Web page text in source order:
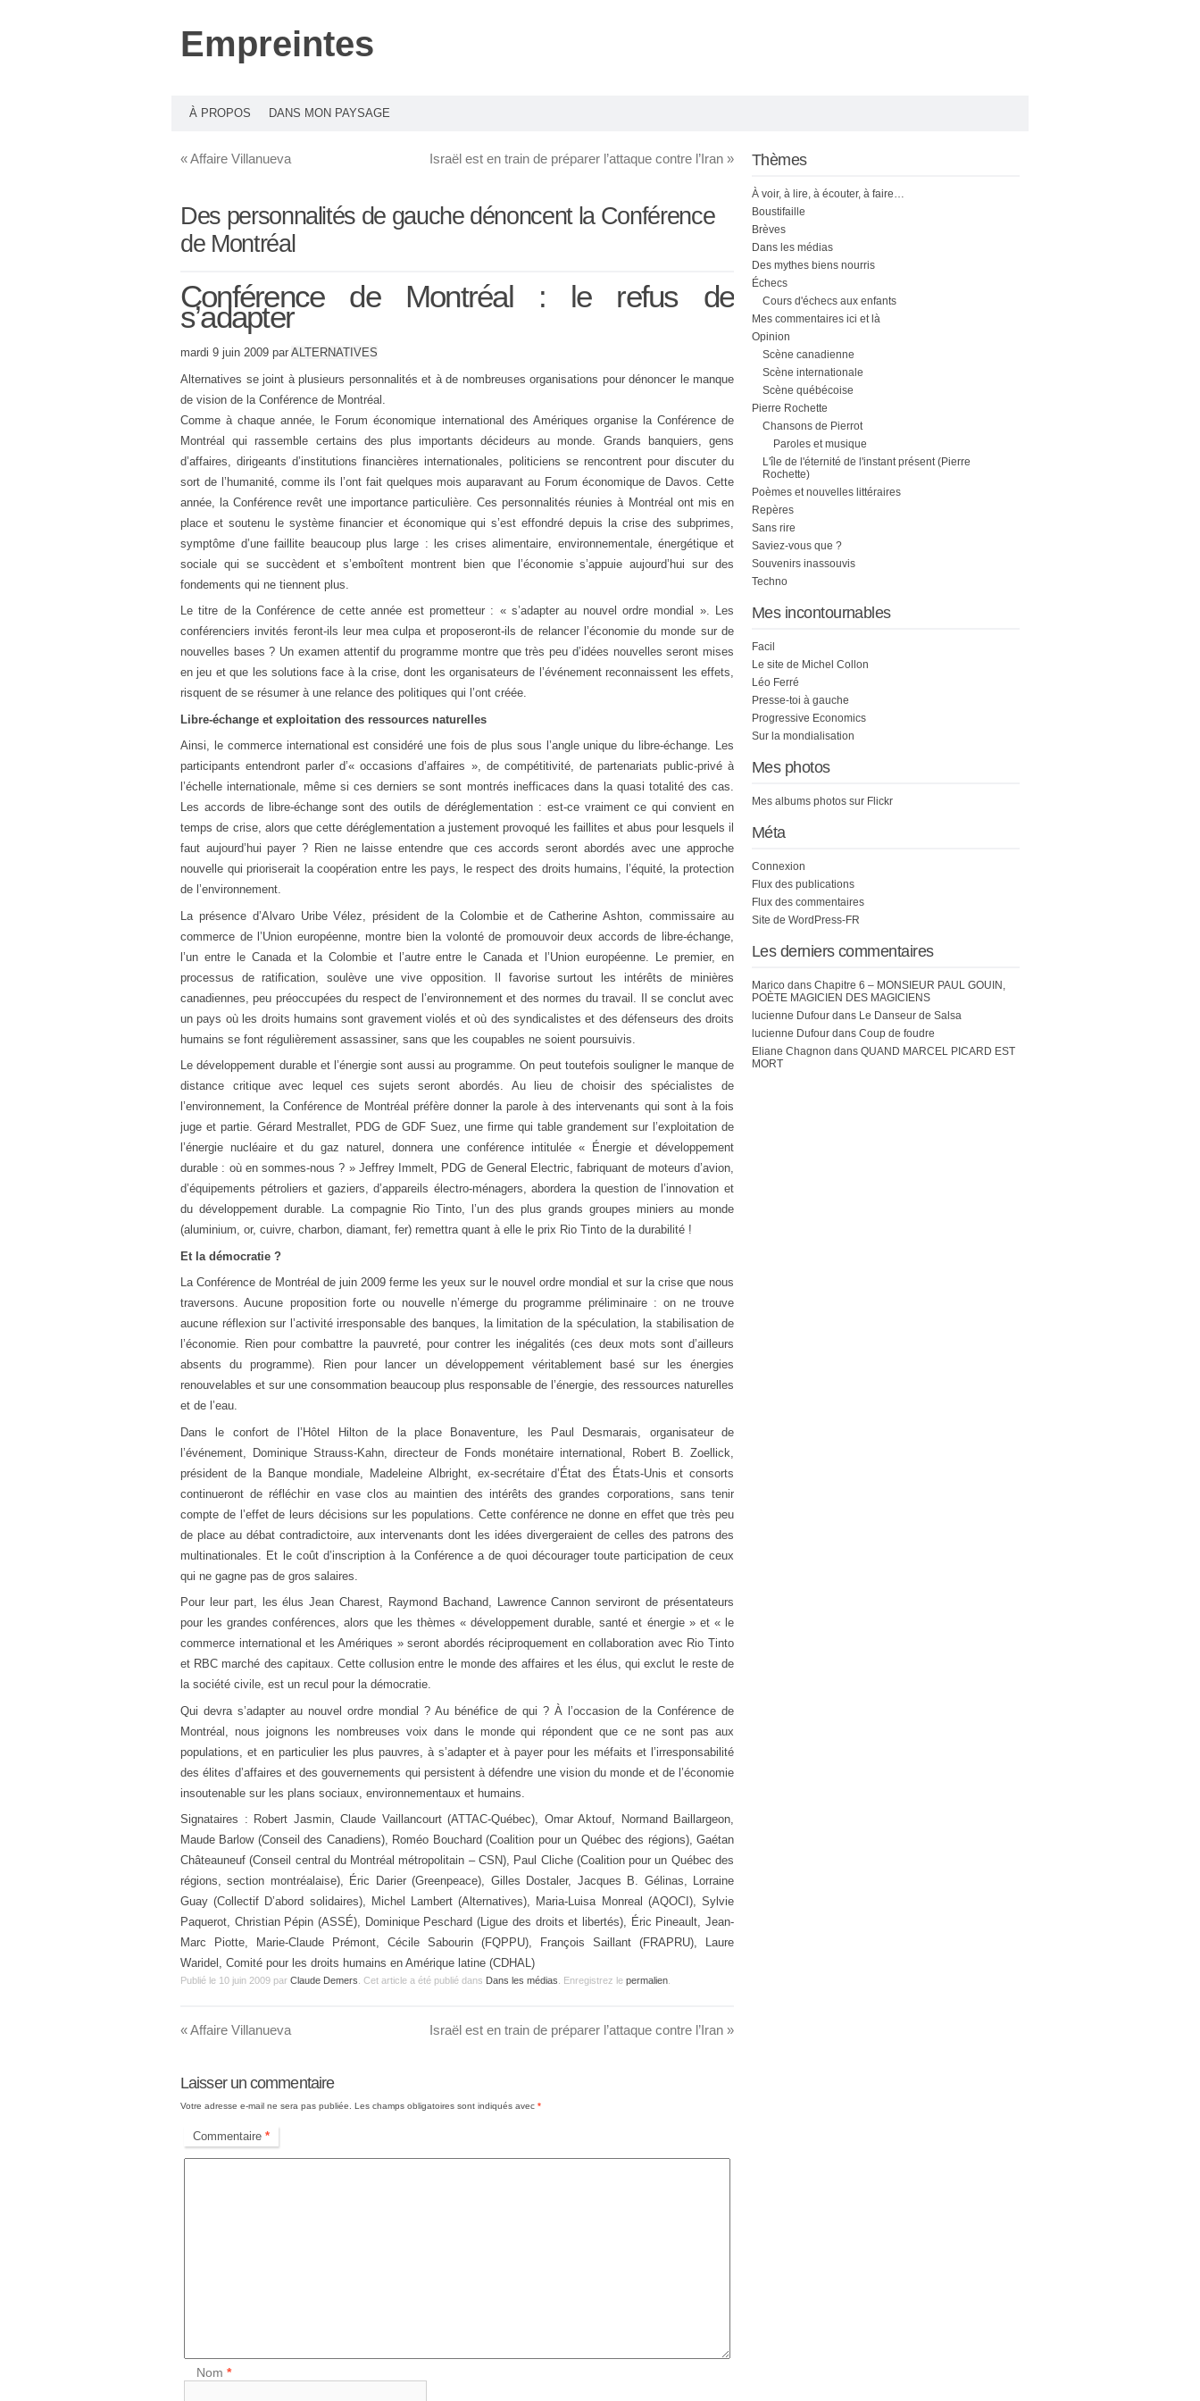
Empreintes
À PROPOS DANS MON PAYSAGE
«Affaire Villanueva Israël est en train de préparer l’attaque contre l’Iran »
Des personnalités de gauche dénoncent la Conférence
de Montréal
Conférence de Montréal : le refus de
s’adapter
mardi 9 juin 2009 par ALTERNATIVES
Alternatives se joint à plusieurs personnalités et à de nombreuses organisations pour dénoncer le manque
de vision de la Conférence de Montréal.
Comme à chaque année, le Forum économique international des Amériques organise la Conférence de
Montréal qui rassemble certains des plus importants décideurs au monde. Grands banquiers, gens
d’affaires, dirigeants d’institutions financières internationales, politiciens se rencontrent pour discuter du
sort de l’humanité, comme ils l’ont fait quelques mois auparavant au Forum économique de Davos. Cette
année, la Conférence revêt une importance particulière. Ces personnalités réunies à Montréal ont mis en
place et soutenu le système financier et économique qui s’est effondré depuis la crise des subprimes,
symptôme d’une faillite beaucoup plus large : les crises alimentaire, environnementale, énergétique et
sociale qui se succèdent et s’emboîtent montrent bien que l’économie s’appuie aujourd’hui sur des
fondements qui ne tiennent plus.
Le titre de la Conférence de cette année est prometteur : « s’adapter au nouvel ordre mondial ». Les
conférenciers invités feront-ils leur mea culpa et proposeront-ils de relancer l’économie du monde sur de
nouvelles bases ? Un examen attentif du programme montre que très peu d’idées nouvelles seront mises
en jeu et que les solutions face à la crise, dont les organisateurs de l’événement reconnaissent les effets,
risquent de se résumer à une relance des politiques qui l’ont créée.
Libre-échange et exploitation des ressources naturelles
Ainsi, le commerce international est considéré une fois de plus sous l’angle unique du libre-échange. Les
participants entendront parler d’« occasions d’affaires », de compétitivité, de partenariats public-privé à
l’échelle internationale, même si ces derniers se sont montrés inefficaces dans la quasi totalité des cas.
Les accords de libre-échange sont des outils de déréglementation : est-ce vraiment ce qui convient en
temps de crise, alors que cette déréglementation a justement provoqué les faillites et abus pour lesquels il
faut aujourd’hui payer ? Rien ne laisse entendre que ces accords seront abordés avec une approche
nouvelle qui prioriserait la coopération entre les pays, le respect des droits humains, l’équité, la protection
de l’environnement.
La présence d’Alvaro Uribe Vélez, président de la Colombie et de Catherine Ashton, commissaire au
commerce de l’Union européenne, montre bien la volonté de promouvoir deux accords de libre-échange,
l’un entre le Canada et la Colombie et l’autre entre le Canada et l’Union européenne. Le premier, en
processus de ratification, soulève une vive opposition. Il favorise surtout les intérêts de minières
canadiennes, peu préoccupées du respect de l’environnement et des normes du travail. Il se conclut avec
un pays où les droits humains sont gravement violés et où des syndicalistes et des défenseurs des droits
humains se font régulièrement assassiner, sans que les coupables ne soient poursuivis.
Le développement durable et l’énergie sont aussi au programme. On peut toutefois souligner le manque de
distance critique avec lequel ces sujets seront abordés. Au lieu de choisir des spécialistes de
l’environnement, la Conférence de Montréal préfère donner la parole à des intervenants qui sont à la fois
juge et partie. Gérard Mestrallet, PDG de GDF Suez, une firme qui table grandement sur l’exploitation de
l’énergie nucléaire et du gaz naturel, donnera une conférence intitulée « Énergie et développement
durable : où en sommes-nous ? » Jeffrey Immelt, PDG de General Electric, fabriquant de moteurs d’avion,
d’équipements pétroliers et gaziers, d’appareils électro-ménagers, abordera la question de l’innovation et
du développement durable. La compagnie Rio Tinto, l’un des plus grands groupes miniers au monde
(aluminium, or, cuivre, charbon, diamant, fer) remettra quant à elle le prix Rio Tinto de la durabilité !
Et la démocratie ?
La Conférence de Montréal de juin 2009 ferme les yeux sur le nouvel ordre mondial et sur la crise que nous
traversons. Aucune proposition forte ou nouvelle n’émerge du programme préliminaire : on ne trouve
aucune réflexion sur l’activité irresponsable des banques, la limitation de la spéculation, la stabilisation de
l’économie. Rien pour combattre la pauvreté, pour contrer les inégalités (ces deux mots sont d’ailleurs
absents du programme). Rien pour lancer un développement véritablement basé sur les énergies
renouvelables et sur une consommation beaucoup plus responsable de l’énergie, des ressources naturelles
et de l’eau.
Dans le confort de l’Hôtel Hilton de la place Bonaventure, les Paul Desmarais, organisateur de
l’événement, Dominique Strauss-Kahn, directeur de Fonds monétaire international, Robert B. Zoellick,
président de la Banque mondiale, Madeleine Albright, ex-secrétaire d’État des États-Unis et consorts
continueront de réfléchir en vase clos au maintien des intérêts des grandes corporations, sans tenir
compte de l’effet de leurs décisions sur les populations. Cette conférence ne donne en effet que très peu
de place au débat contradictoire, aux intervenants dont les idées divergeraient de celles des patrons des
multinationales. Et le coût d’inscription à la Conférence a de quoi décourager toute participation de ceux
qui ne gagne pas de gros salaires.
Pour leur part, les élus Jean Charest, Raymond Bachand, Lawrence Cannon serviront de présentateurs
pour les grandes conférences, alors que les thèmes « développement durable, santé et énergie » et « le
commerce international et les Amériques » seront abordés réciproquement en collaboration avec Rio Tinto
et RBC marché des capitaux. Cette collusion entre le monde des affaires et les élus, qui exclut le reste de
la société civile, est un recul pour la démocratie.
Qui devra s’adapter au nouvel ordre mondial ? Au bénéfice de qui ? À l’occasion de la Conférence de
Montréal, nous joignons les nombreuses voix dans le monde qui répondent que ce ne sont pas aux
populations, et en particulier les plus pauvres, à s’adapter et à payer pour les méfaits et l’irresponsabilité
des élites d’affaires et des gouvernements qui persistent à défendre une vision du monde et de l’économie
insoutenable sur les plans sociaux, environnementaux et humains.
Signataires : Robert Jasmin, Claude Vaillancourt (ATTAC-Québec), Omar Aktouf, Normand Baillargeon,
Maude Barlow (Conseil des Canadiens), Roméo Bouchard (Coalition pour un Québec des régions), Gaétan
Châteauneuf (Conseil central du Montréal métropolitain – CSN), Paul Cliche (Coalition pour un Québec des
régions, section montréalaise), Éric Darier (Greenpeace), Gilles Dostaler, Jacques B. Gélinas, Lorraine
Guay (Collectif D’abord solidaires), Michel Lambert (Alternatives), Maria-Luisa Monreal (AQOCI), Sylvie
Paquerot, Christian Pépin (ASSÉ), Dominique Peschard (Ligue des droits et libertés), Éric Pineault, Jean-
Marc Piotte, Marie-Claude Prémont, Cécile Sabourin (FQPPU), François Saillant (FRAPRU), Laure
Waridel, Comité pour les droits humains en Amérique latine (CDHAL)
Publié le 10 juin 2009 par Claude Demers . Cet article a été publié dans Dans les médias . Enregistrez le permalien
«Affaire Villanueva Israël est en train de préparer l’attaque contre l’Iran »
Laisser un commentaire
Votre adresse e-mail ne sera pas publiée. Les champs obligatoires sont indiqués avec *
Commentaire *
Nom*
Thèmes
À voir, à lire, à écouter, à faire…
Boustifaille
Brèves
Dans les médias
Des mythes biens nourris
Échecs
Cours d'échecs aux enfants
Mes commentaires ici et là
Opinion
Scène canadienne
Scène internationale
Scène québécoise
Pierre Rochette
Chansons de Pierrot
Paroles et musique
L'île de l'éternité de l'instant présent (Pierre
Rochette)
Poèmes et nouvelles littéraires
Repères
Sans rire
Saviez-vous que ?
Souvenirs inassouvis
Techno
Mes incontournables
Facil
Le site de Michel Collon
Léo Ferré
Presse-toi à gauche
Progressive Economics
Sur la mondialisation
Mes photos
Mes albums photos sur Flickr
Méta
Connexion
Flux des publications
Flux des commentaires
Site de WordPress-FR
Les derniers commentaires
Marico dans Chapitre 6 – MONSIEUR PAUL GOUIN,
POÈTE MAGICIEN DES MAGICIENS
lucienne Dufour dans Le Danseur de Salsa
lucienne Dufour dans Coup de foudre
Eliane Chagnon dans QUAND MARCEL PICARD EST
MORT